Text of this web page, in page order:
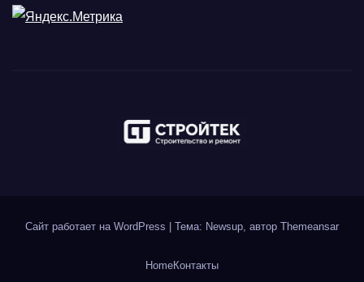
Сайт работает на WordPress Тема: Newsup, автор Themeansar
HomeКонтакты